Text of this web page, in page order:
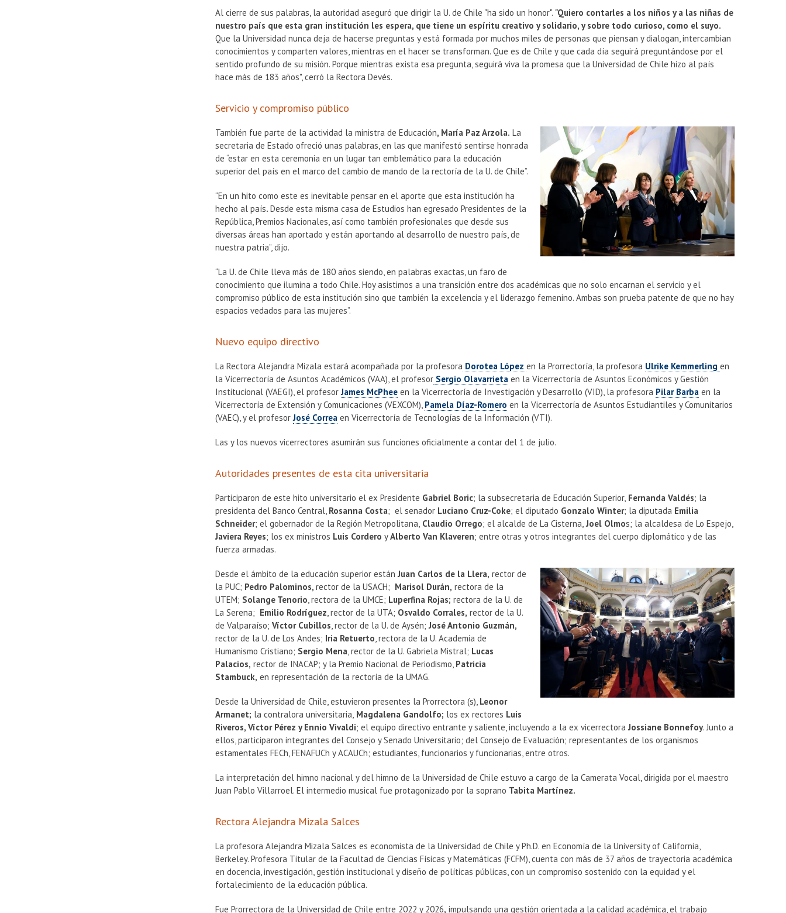
Al cierre de sus palabras, la autoridad aseguró que dirigir la U. de Chile "ha sido un honor". "Quiero contarles a los niños y a las niñas de
nuestro país que esta gran institución les espera, que tiene un espíritu creativo y solidario, y sobre todo curioso, como el suyo.
Que la Universidad nunca deja de hacerse preguntas y está formada por muchos miles de personas que piensan y dialogan, intercambian
conocimientos y comparten valores, mientras en el hacer se transforman. Que es de Chile y que cada día seguirá preguntándose por el
sentido profundo de su misión. Porque mientras exista esa pregunta, seguirá viva la promesa que la Universidad de Chile hizo al país
hace más de 183 años", cerró la Rectora Devés.
Servicio y compromiso público
También fue parte de la actividad la ministra de Educación, María Paz Arzola. La
secretaria de Estado ofreció unas palabras, en las que manifestó sentirse honrada
de “estar en esta ceremonia en un lugar tan emblemático para la educación
superior del país en el marco del cambio de mando de la rectoría de la U. de Chile”.
“En un hito como este es inevitable pensar en el aporte que esta institución ha
hecho al país.Desde esta misma casa de Estudios han egresado Presidentes de la
República, Premios Nacionales, así como también profesionales que desde sus
diversas áreas han aportado y están aportando al desarrollo de nuestro país, de
nuestra patria”, dijo.
“La U. de Chile lleva más de 180 años siendo, en palabras exactas, un faro de
conocimiento que ilumina a todo Chile. Hoy asistimos a una transición entredos académicas que no solo encarnan el servicio y el
compromiso público de esta institución sino que también la excelencia y el liderazgo femenino. Ambas son prueba patente de que no hay
espacios vedados para las mujeres”.
Nuevo equipo directivo
La Rectora Alejandra Mizala estará acompañada por la profesora Dorotea Lópezen la Prorrectoría, la profesora Ulrike Kemmerlingen
la Vicerrectoría de Asuntos Académicos (VAA), el profesor Sergio Olavarrieta en la Vicerrectoría de Asuntos Económicos y Gestión
Institucional (VAEGI), el profesorJames McPhee en la Vicerrectoría de Investigación y Desarrollo (VID), la profesora Pilar Barba en la
Vicerrectoría de Extensión y Comunicaciones (VEXCOM), Pamela Díaz-Romero en la Vicerrectoría de Asuntos Estudiantiles y Comunitarios
(VAEC), y el profesorJosé Correa en Vicerrectoría de Tecnologías de la Información (VTI).
Las y los nuevos vicerrectores asumirán sus funciones oficialmente a contar del 1 de julio.
Autoridades presentes de esta cita universitaria
Participaron de este hito universitario el ex Presidente Gabriel Boric; la subsecretaria de Educación Superior, Fernanda Valdés; la
presidenta del Banco Central, Rosanna Costa; el senador Luciano Cruz-Coke; el diputado Gonzalo Winter; la diputada Emilia
Schneider; el gobernador de la Región Metropolitana, Claudio Orrego; el alcalde de La Cisterna,Joel Olmos; la alcaldesa de Lo Espejo,
Javiera Reyes; los ex ministros Luis CorderoyAlberto Van Klaveren; entre otras y otros integrantes del cuerpo diplomático y de las
fuerza armadas.
Desde el ámbito de la educación superior estánJuan Carlos de la Llera, rector de
la PUC; Pedro Palominos,rector de la USACH; Marisol Durán, rectora de la
UTEM; Solange Tenorio, rectora de la UMCE; Luperfina Rojas; rectora de la U. de
La Serena; Emilio Rodríguez, rector de la UTA; Osvaldo Corrales, rector de la U.
de Valparaíso;Víctor Cubillos, rector de la U. de Aysén;José Antonio Guzmán,
rector de la U. de Los Andes; Iria Retuerto, rectora de la U. Academia de
Humanismo Cristiano; Sergio Mena, rector de la U. Gabriela Mistral; Lucas
Palacios, rector de INACAP; y la Premio Nacional de Periodismo, Patricia
Stambuck, en representación de la rectoría de la UMAG.
Desde la Universidad de Chile, estuvieron presentes la Prorrectora (s), Leonor
Armanet; la contralora universitaria, Magdalena Gandolfo; los ex rectores Luis
Riveros, Víctor Pérez y Ennio Vivaldi; el equipo directivo entrante y saliente, incluyendo a la ex vicerrectoraJossiane Bonnefoy. Junto a
ellos, participaron integrantes del Consejo y Senado Universitario; del Consejo de Evaluación; representantes de los organismos
estamentales FECh, FENAFUCh y ACAUCh; estudiantes, funcionarios y funcionarias, entre otros.
La interpretación del himno nacional y del himno de la Universidad de Chile estuvo a cargo de la Camerata Vocal, dirigida por el maestro
Juan Pablo Villarroel. El intermedio musical fue protagonizado por la soprano Tabita Martínez.
Rectora Alejandra Mizala Salces
La profesora Alejandra Mizala Salces es economista de la Universidad de Chile y Ph.D. en Economía de la University of California,
Berkeley. Profesora Titular de la Facultad de Ciencias Físicas y Matemáticas (FCFM), cuenta con más de 37 años de trayectoria académica
en docencia, investigación, gestión institucional y diseño de políticas públicas, con un compromiso sostenido con la equidad y el
fortalecimiento de la educación pública.
Fue Prorrectora de la Universidad de Chile entre 2022 y 2026, impulsando una gestión orientada a la calidad académica, el trabajo